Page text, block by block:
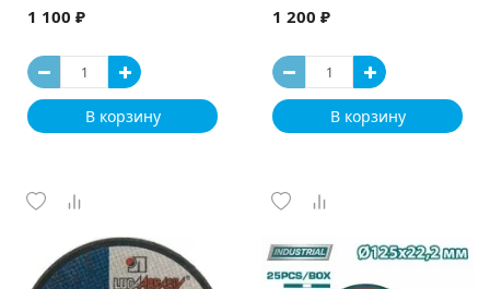
1 100 ₽
В корзину
1 200 ₽
В корзину